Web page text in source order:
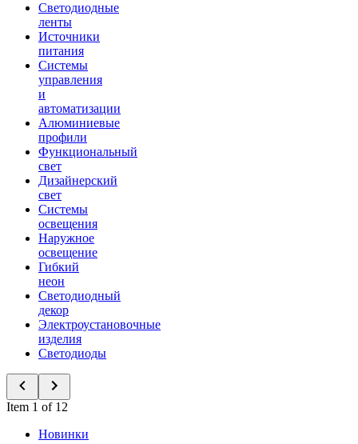
Светодиодные
ленты
Источники
питания
Системы
управления
и
автоматизации
Алюминиевые
профили
Функциональный
свет
Дизайнерский
свет
Системы
освещения
Наружное
освещение
Гибкий
неон
Светодиодный
декор
Электроустановочные
изделия
Светодиоды
Item 1 of 12
Новинки